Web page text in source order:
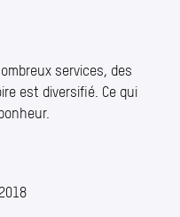
services, des
est diversifié. Ce qui